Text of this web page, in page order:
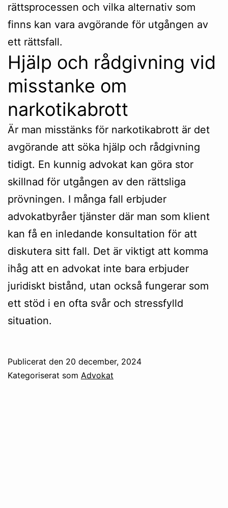
rättsprocessen och vilka alternativ som
finns kan vara avgörande för utgången av
ett rättsfall.
Hjälp och rådgivning vid
misstanke om
narkotikabrott
Är man misstänks för narkotikabrott är det
avgörande att söka hjälp och rådgivning
tidigt. En kunnig advokat kan göra stor
skillnad för utgången av den rättsliga
prövningen. I många fall erbjuder
advokatbyråer tjänster där man som klient
kan få en inledande konsultation för att
diskutera sitt fall. Det är viktigt att komma
ihåg att en advokat inte bara erbjuder
juridiskt bistånd, utan också fungerar som
ett stöd i en ofta svår och stressfylld
situation.
Publicerat den 20 december, 2024
Kategoriserat som Advokat